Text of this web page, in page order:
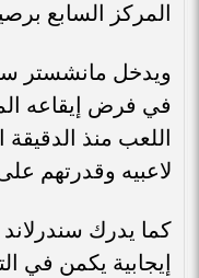
المركز السابع برصيد 28
ويدخل مانشستر
في فرض إيقاعه
اللعب منذ
لاعبيه وقدرتهم
كما يدرك
إيجابية يكمن في